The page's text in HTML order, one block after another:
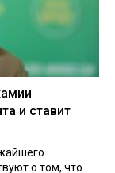
и ставит
о том, что